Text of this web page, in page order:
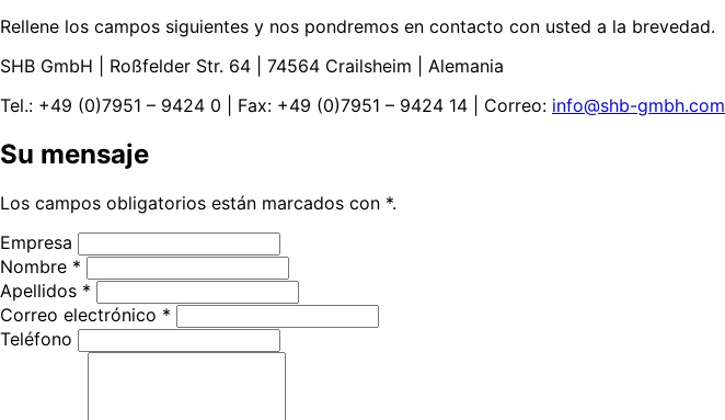
Rellene los campos siguientes y nos pondremos en contacto con usted a la brevedad.
SHB GmbH | Roßfelder Str. 64 | 74564 Crailsheim | Alemania
Tel.: +49 (0)7951 – 9424 0 | Fax: +49 (0)7951 – 9424 14 | Correo: info@shb-gmbh.com
Su mensaje
Los campos obligatorios están marcados con *.
Empresa
Nombre *
Apellidos *
Correo electrónico *
Teléfono